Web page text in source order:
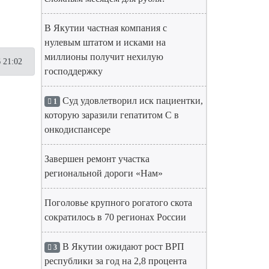
21:02
В Якутии частная компания с
нулевым штатом и исками на
миллионы получит нехилую
господдержку
1 Суд удовлетворил иск пациентки,
которую заразили гепатитом С в
онкодиспансере
Завершен ремонт участка
региональной дороги «Нам»
Поголовье крупного рогатого скота
сократилось в 70 регионах России
3 В Якутии ожидают рост ВРП
республики за год на 2,8 процента